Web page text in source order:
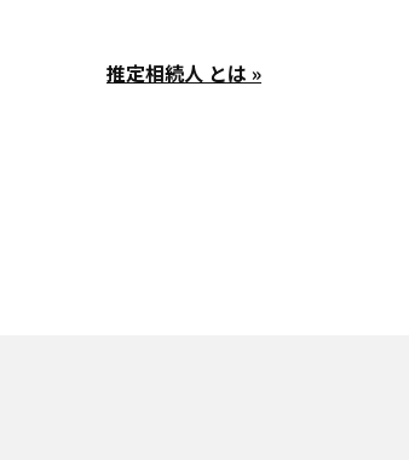
推定相続人 とは »